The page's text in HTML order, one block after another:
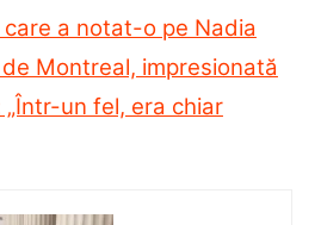
a notat-o pe Nadia
Montreal, impresionată
un fel, era chiar